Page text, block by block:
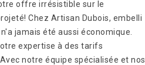
offre irrésistible sur le
Chez Artisan Dubois, embelli
jamais été aussi économique.
expertise à des tarifs
notre équipe spécialisée et nos